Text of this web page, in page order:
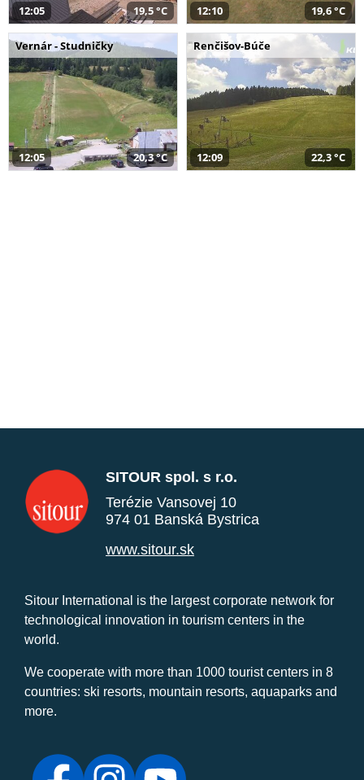
12:05 19,5 °C 12:10 19,6 °C
Vernár - Studničky
12:05 20,3 °C
Renčišov-Búče
12:09 22,3 °C
SITOUR spol. s r.o.
Terézie Vansovej 10
974 01 Banská Bystrica
www.sitour.sk
Sitour International is the largest corporate network for
technological innovation in tourism centers in the
world.
We cooperate with more than 1000 tourist centers in 8
countries: ski resorts, mountain resorts, aquaparks and
more.